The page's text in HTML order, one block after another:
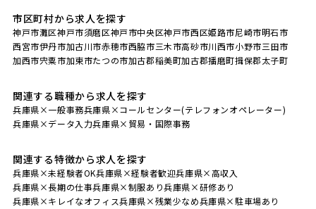
市区町村から求人を探す
神戸市灘区神戸市須磨区神戸市中央区神戸市西区姫路市尼崎市明石市
西宮市伊丹市加古川市赤穂市西脇市三木市高砂市川西市小野市三田市
加西市宍粟市加東市たつの市加古郡稲美町加古郡播磨町揖保郡太子町
関連する職種から求人を探す
兵庫県×一般事務兵庫県×コールセンター(テレフォンオペレーター)
兵庫県×データ入力兵庫県×貿易・国際事務
関連する特徴から求人を探す
兵庫県×未経験者OK兵庫県×経験者歓迎兵庫県×高収入
兵庫県×長期の仕事兵庫県×制服あり兵庫県×研修あり
兵庫県×キレイなオフィス兵庫県×残業少なめ兵庫県×駐車場あり